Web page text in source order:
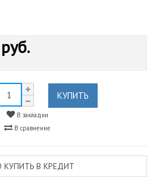
КУПИТЬ
В закладки
В сравнение
В КРЕДИТ